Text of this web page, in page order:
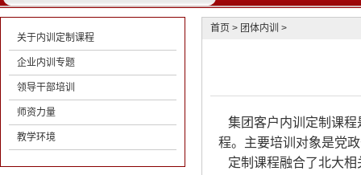
关于内训定制课程
企业内训专题
领导干部培训
师资力量
教学环境
首页 > 团体内训 >
集团客户内训定制课程
程。主要培训对象是党
定制课程融合了北大相